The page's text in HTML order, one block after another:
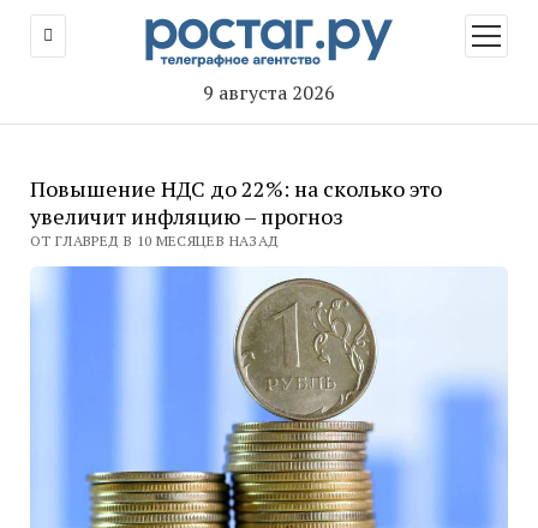
9 августа 2026
меню
Повышение НДС до 22%: на сколько это
увеличит инфляцию – прогноз
ОТ ГЛАВРЕД В 10 МЕСЯЦЕВ НАЗАД